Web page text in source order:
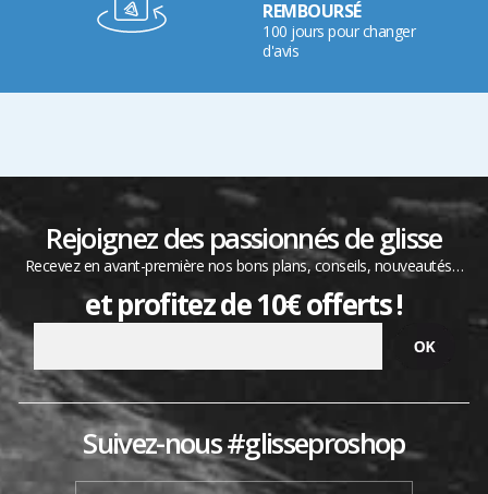
REMBOURSÉ
100 jours pour changer
d'avis
Rejoignez des passionnés de glisse
Recevez en avant-première nos bons plans, conseils, nouveautés…
et profitez de 10€ offerts !
Suivez-nous #glisseproshop